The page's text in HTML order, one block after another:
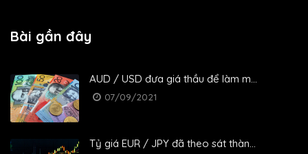
Bài gần đây
AUD / USD đưa giá thầu để làm m...
07/09/2021
Tỷ giá EUR / JPY đã theo sát thàn...